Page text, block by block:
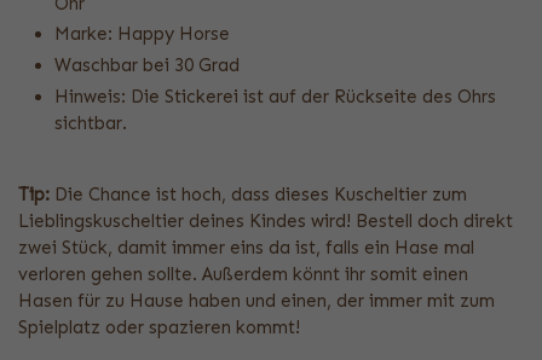
Marke: Happy Horse
Waschbar bei 30 Grad
Hinweis: Die Stickerei ist auf der Rückseite des Ohrs
sichtbar.
Tip: Die Chance ist hoch, dass dieses Kuscheltier zum
Lieblingskuscheltier deines Kindes wird! Bestell doch direkt
zwei Stück, damit immer eins da ist, falls ein Hase mal
verloren gehen sollte. Außerdem könnt ihr somit einen
Hasen für zu Hause haben und einen, der immer mit zum
Spielplatz oder spazieren kommt!